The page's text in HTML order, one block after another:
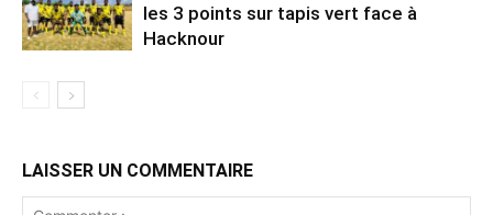
les 3 points sur tapis vert face à
Hacknour
LAISSER UN COMMENTAIRE